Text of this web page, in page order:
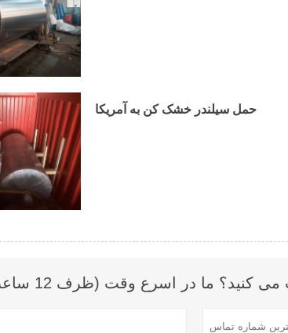
حمل سیلندر خشک کن به آمریکا
ما در اسرع وقت (ظرف 12 ساعت) پاسخ خواهیم داد